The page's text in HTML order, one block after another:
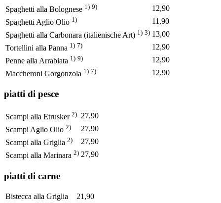
Spaghetti alla Bolognese 1) 9)
12,90
Spaghetti Aglio Olio 1)
11,90
Spaghetti alla Carbonara (italienische Art) 1) 3) 13,00
Tortellini alla Panna 1) 7)
12,90
Penne alla Arrabiata 1) 9)
12,90
Maccheroni Gorgonzola 1) 7) 12,90
piatti di pesce
Scampi alla Etrusker 2) 27,90
Scampi Aglio Olio 2)
27,90
Scampi alla Griglia 2)
27,90
Scampi alla Marinara 2) 27,90
piatti di carne
Bistecca alla Griglia
21,90